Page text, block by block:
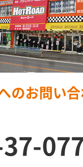
のお問い